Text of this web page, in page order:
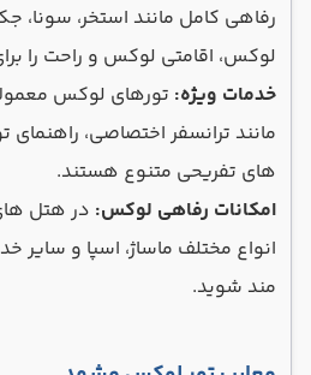
رفاهی کامل مانند استخر، سونا،
لوکس، اقامتی لوکس و راحت را
خدمات ویژه: تورهای لوکس
مانند ترانسفر اختصاصی، راهنمای
های تفریحی متنوع هستند.
امکانات رفاهی لوکس:
انواع مختلف ماساژ، اسپا و
مند شوید.